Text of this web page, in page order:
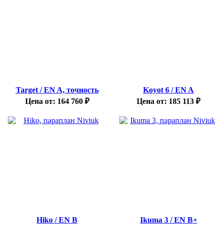
Target / EN A, точность
Цена от: 164 760₽
Koyot 6 / EN A
Цена от: 185 113 ₽
Hiko / EN B
Ikuma 3 / EN B+